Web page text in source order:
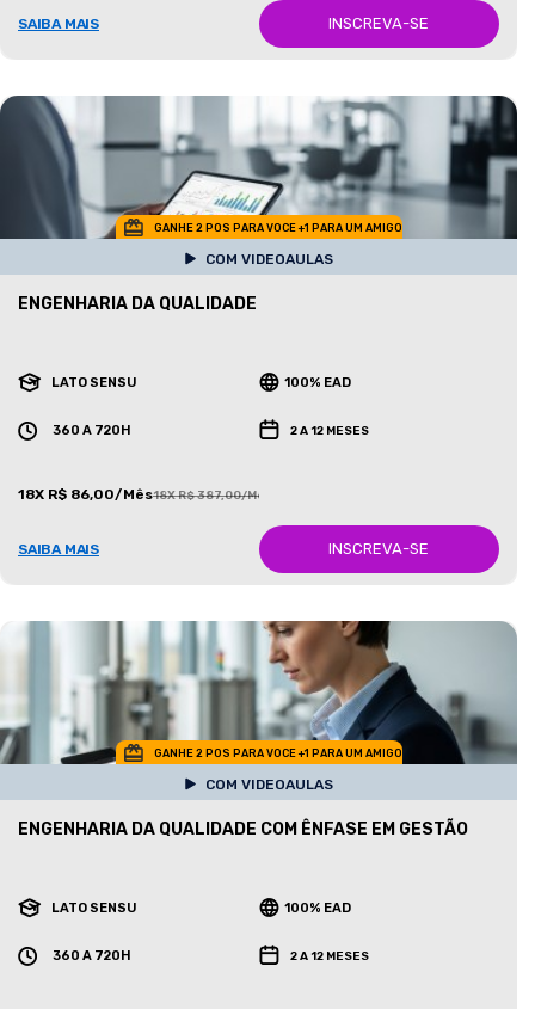
SAIBA MAIS INSCREVA-SE
GANHE 2 POS PARA VOCE +1 PARA UM AMIGO
COM VIDEOAULAS
ENGENHARIA DA QUALIDADE
LATO SENSU 100% EAD
360 A 720H 2 A 12 MESES
18X R$ 86,00/Mês18X R$ 387,00/Mês
SAIBA MAIS INSCREVA-SE
GANHE 2 POS PARA VOCE +1 PARA UM AMIGO
COM VIDEOAULAS
ENGENHARIA DA QUALIDADE COM ÊNFASE EM GESTÃO
LATO SENSU 100% EAD
360 A 720H 2 A 12 MESES